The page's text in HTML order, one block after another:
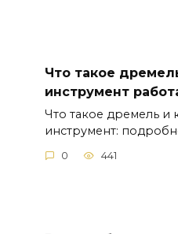
Что такое
инструмент
Что такое дремель и
инструмент:
0 441